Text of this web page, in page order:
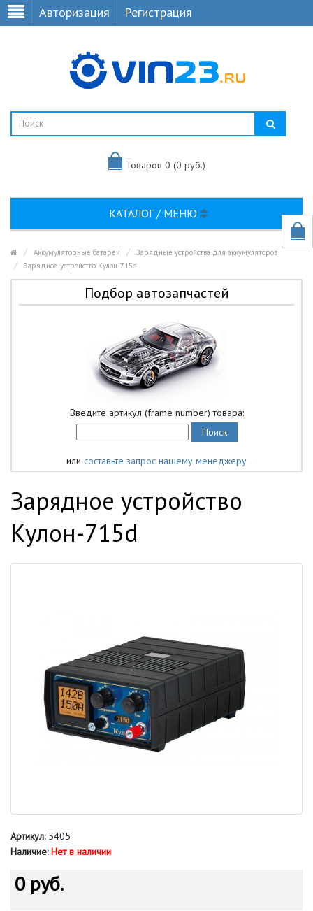
Авторизация Регистрация
Товаров 0 (0 руб.)
КАТАЛОГ / МЕНЮ
Аккумуляторные батареи
Зарядные устройства для аккумуляторов
Зарядное устройство Кулон-715d
Подбор автозапчастей
Введите артикул (frame number) товара:
или составьте запрос нашему менеджеру
Зарядное устройство
Кулон-715d
Артикул:5405
Наличие: Нет в наличии
0 руб.